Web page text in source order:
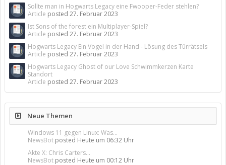
Sollte man in Hogwarts Legacy eine Fwooper-Feder stehlen?
Article posted 27. Februar 2023
Ist Sons of the forest ein Multiplayer-Spiel?
Article posted 27. Februar 2023
Hogwarts Legacy Ein Vogel in der Hand - Lösung des Türrätsels
Article posted 27. Februar 2023
Hogwarts Legacy Ghost of our Love Schwimmkerzen Karte
Standort
Article posted 27. Februar 2023
Neue Themen
Windows 11 gegen Linux: Was...
NewsBot posted Heute um 06:32 Uhr
Akte X: Chris Carters...
NewsBot posted Heute um 00:12 Uhr